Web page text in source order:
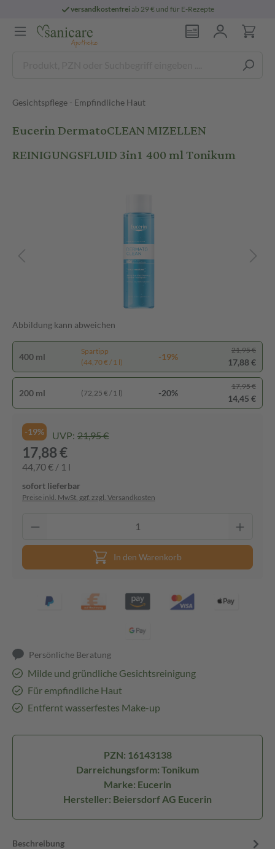
versandkostenfreiab 29 € und für E-Rezepte
Gesichtspflege - Empfindliche Haut
Eucerin DermatoCLEAN MIZELLEN
REINIGUNGSFLUID 3in1 400 ml Tonikum
Abbildung kann abweichen
400 ml
Spartipp
(44,70 € / 1 l)
-19%
21,95 €
17,88 €
200 ml (72,25 € / 1 l) -20%
17,95 €
14,45 €
-19% UVP: 21,95 €
17,88 €
44,70 € / 1 l
sofort lieferbar
Preise inkl. MwSt. ggf. zzgl. Versandkosten
In den Warenkorb
Persönliche Beratung
Milde und gründliche Gesichtsreinigung
Für empfindliche Haut
Entfernt wasserfestes Make-up
PZN: 16143138
Darreichungsform: Tonikum
Marke: Eucerin
Hersteller: Beiersdorf AG Eucerin
Beschreibung